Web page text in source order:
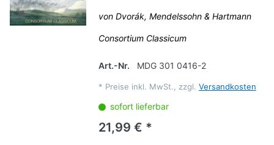
von Dvorák, Mendelssohn & Hartmann
Consortium Classicum
Art.-Nr. MDG 301 0416-2
* Preise inkl. MwSt., zzgl. Versandkosten
sofort lieferbar
21,99 € *